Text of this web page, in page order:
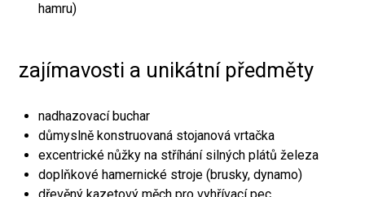
hamru)
zajímavosti a unikátní předměty
nadhazovací buchar
důmyslně konstruovaná stojanová vrtačka
excentrické nůžky na stříhání silných plátů železa
doplňkové hamernické stroje (brusky, dynamo)